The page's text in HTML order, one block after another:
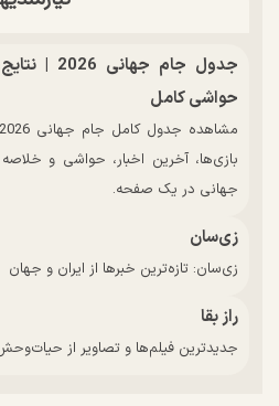
جدول جام
حواشی کامل
بازی‌ها، آخرین اخبار، حواشی و
جهانی در یک صفحه.
زی‌سان
زی‌سان: تازه‌ترین خبرها از ایران و جهان
راز بقا
جدیدترین فیلم‌ها و تصاویر از